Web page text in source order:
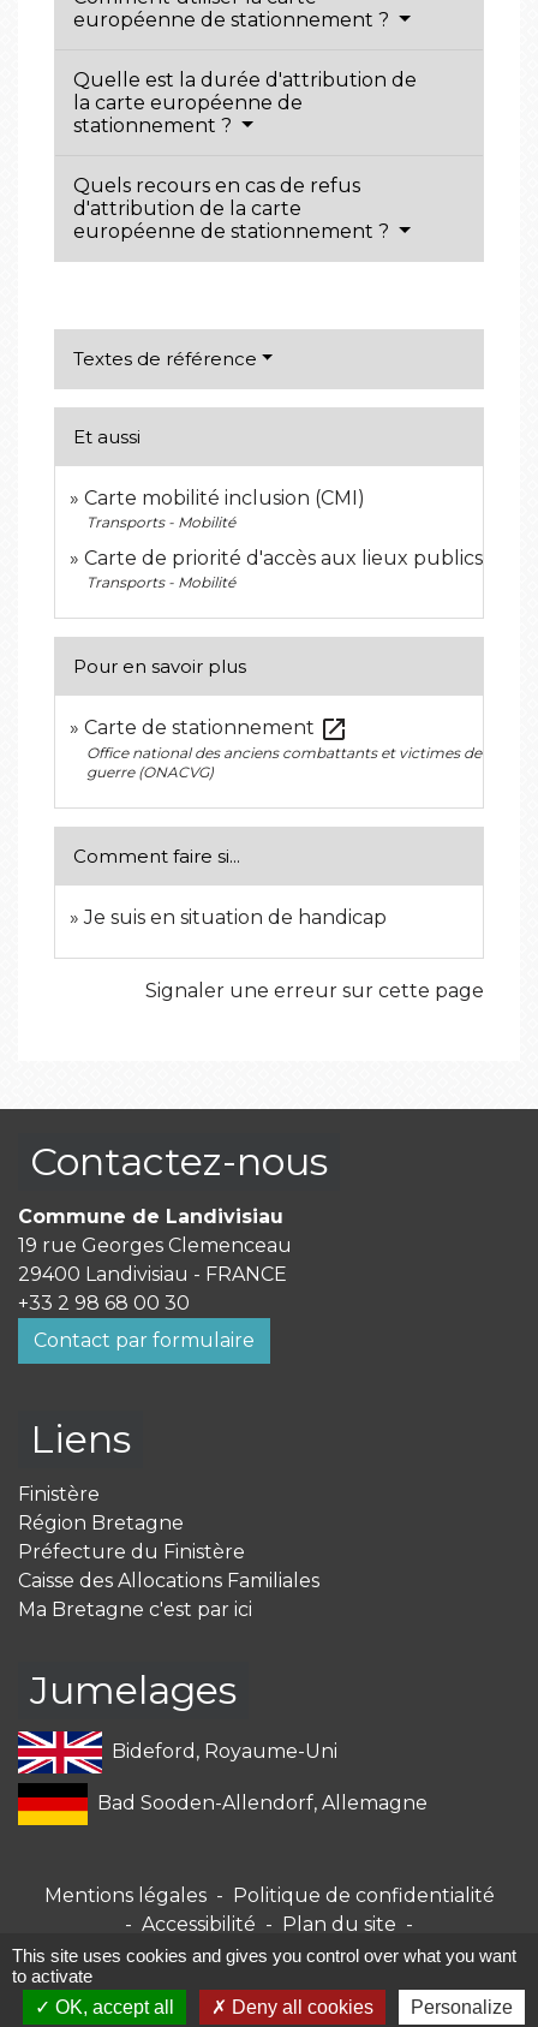
européenne de stationnement ?
Quelle est la durée d'attribution de
la carte européenne de
stationnement ?
Quels recours en cas de refus
d'attribution de la carte
européenne de stationnement ?
Textes de référence
Et aussi
Carte mobilité inclusion (CMI)
Transports - Mobilité
Carte de priorité d'accès aux lieux publics
Transports - Mobilité
Pour en savoir plus
Carte de stationnement open_in_new
Office national des anciens combattants et victimes de
guerre (ONACVG)
Comment faire si...
Je suis en situation de handicap
Signaler une erreur sur cette page
Contactez-nous
Commune de Landivisiau
19 rue Georges Clemenceau
29400 Landivisiau - FRANCE
+33 2 98 68 00 30
Contact par formulaire
Liens
Finistère
Région Bretagne
Préfecture du Finistère
Caisse des Allocations Familiales
Ma Bretagne c'est par ici
Jumelages
Bideford, Royaume-Uni
Bad Sooden-Allendorf, Allemagne
Mentions légales - Politique de confidentialité
- Accessibilité - Plan du site -
Gestion des cookies
Site créé en partenariat avec Réseau des Communes
This site uses cookies and gives you control over what you want
to activate
OK, accept all
Deny all cookies Personalize